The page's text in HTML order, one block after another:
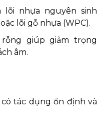
nhựa nguyên sinh
lõi gỗ nhựa (WPC).
giúp giảm trọng
âm.
tác dụng ổn định và